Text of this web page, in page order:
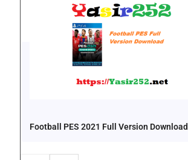
Football PES 2021 Full Version Download